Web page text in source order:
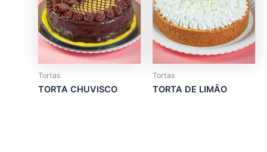
Tortas
TORTA CHUVISCO
Tortas
TORTA DE LIMÃO